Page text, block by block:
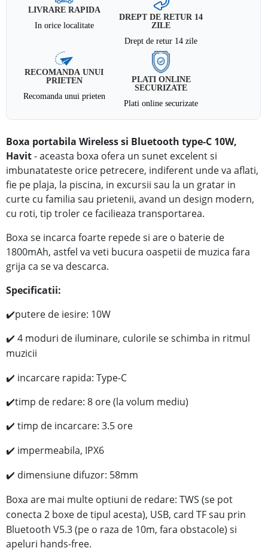
LIVRARE RAPIDA
In orice localitate
DREPT DE RETUR 14
ZILE
Drept de retur 14 zile
RECOMANDA UNUI
PRIETEN
Recomanda unui prieten
PLATI ONLINE
SECURIZATE
Plati online securizate
Boxa portabila Wireless si Bluetooth type-C 10W,
Havit-aceasta boxa ofera un sunet excelent si
imbunatateste orice petrecere, indiferent unde va aflati,
fie pe plaja, la piscina, in excursii sau la un gratar in
curte cu familia sau prietenii, avand un design modern,
cu roti, tip troler ce facilieaza transportarea.
Boxa se incarca foarte repede si are o baterie de
1800mAh, astfel va veti bucura oaspetii de muzica fara
grija ca se va descarca.
Specificatii:
✔️putere de iesire: 10W
✔️4 moduri de iluminare, culorile se schimba in ritmul
muzicii
✔️ incarcare rapida: Type-C
✔️timp de redare: 8 ore (la volum mediu)
✔️ timp de incarcare: 3.5 ore
✔️ impermeabila, IPX6
✔️ dimensiune difuzor: 58mm
Boxa are mai multe optiuni de redare: TWS (se pot
conecta 2 boxe de tipul acesta), USB, card TF sau prin
Bluetooth V5.3 (pe o raza de 10m, fara obstacole) si
apeluri hands-free.